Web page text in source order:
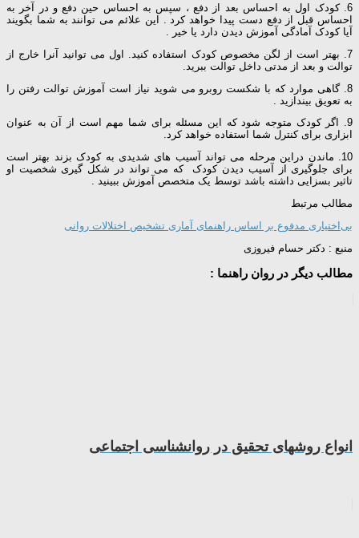
6. کودک اول به احساس بعد از دفع ، سپس به احساس حین دفع و در آخر به
احساس قبل از دفع دست پیدا خواهد کرد . این علائم می توانند به شما بگویند
آیا کودک آمادگی آموزش دیدن دارد یا خیر .
7. بهتر است از لگن مخصوص کودک استفاده کنید. اول می توانید آنرا خارج از
توالت و بعد از مدتی داخل توالت ببرید.
8. گاهی موارد که با شکست روبرو می شوید نیاز است آموزش توالت رفتن را
به تعویق بیندازید .
9. اگر کودک متوجه شود که این مسئله برای شما مهم است از آن به عنوان
ابزاری برای کنترل شما استفاده خواهد کرد.
10. ماندن دراین مرحله می تواند آسیب های شدیدی به کودک بزند بهتر است
برای جلوگیری از آسیب دیدن کودک که می تواند در شکل گیری شخصیت او
تاثیر بسزایی داشته باشد توسط یک متخصص آموزش ببینید .
مطالب مرتبط
بی‌اختیاری مدفوع بر اساس راهنمای آماری تشخیص اختلالات روانی
منبع : دکتر حسام فیروزی
مطالب دیگر در روان راهنما :
انواع روشهای تحقیق در روانشناسی اجتماعی